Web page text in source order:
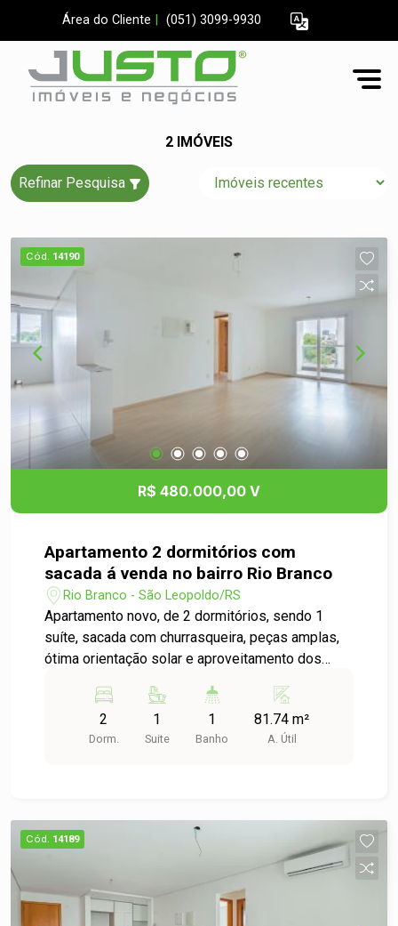
Área do Cliente (051) 3099-9930
2 IMÓVEIS
Refinar Pesquisa
Cód. 14190
R$ 480.000,00 V
Apartamento 2 dormitórios com
sacada á venda no bairro Rio Branco
Rio Branco - São Leopoldo/RS
Apartamento novo, de 2 dormitórios, sendo 1
suíte, sacada com churrasqueira, peças amplas,
ótima orientação solar e aproveitamento dos
salão de festas, playground e jardim. Vale a pena
2
Dorm.
1
Suite
1
Banho
81.74 m²
A. Útil
Cód. 14189